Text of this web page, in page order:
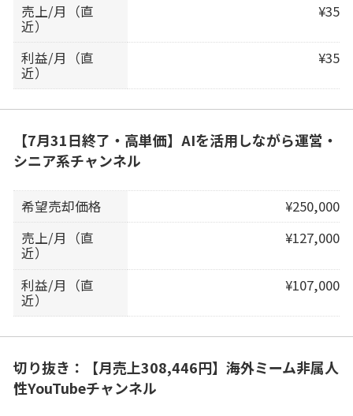
売上/月（直
近）
¥35
利益/月（直
近）
¥35
【7月31日終了・高単価】AIを活用しながら運営・
シニア系チャンネル
希望売却価格
¥250,000
売上/月（直
近）
¥127,000
利益/月（直
近）
¥107,000
切り抜き：【月売上308,446円】海外ミーム非属人
性YouTubeチャンネル